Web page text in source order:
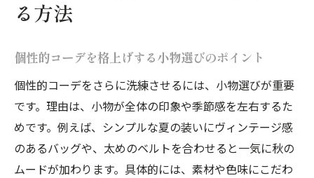
る方法
個性的コーデを格上げする小物選びのポイント
個性的コーデをさらに洗練させるには、小物選びが重要
です。理由は、小物が全体の印象や季節感を左右するた
めです。例えば、シンプルな夏の装いにヴィンテージ感
のあるバッグや、太めのベルトを合わせると一気に秋の
ムードが加わります。具体的には、素材や色味にこだわ